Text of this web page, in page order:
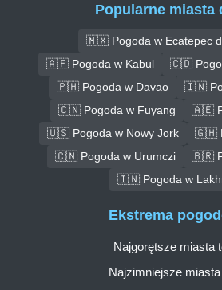
Popularne miasta
🇲🇽 Pogoda w Ecatepec
🇦🇫 Pogoda w Kabul
🇨🇩
🇵🇭 Pogoda w Davao
🇮🇳
🇨🇳 Pogoda w Fuyang
🇦🇪
🇺🇸 Pogoda w Nowy Jork
🇬🇭
🇨🇳 Pogoda w Urumczi
🇧🇷
🇮🇳 Pogoda w
Ekstrema
Najgorętsze miasta
Najzimniejsze